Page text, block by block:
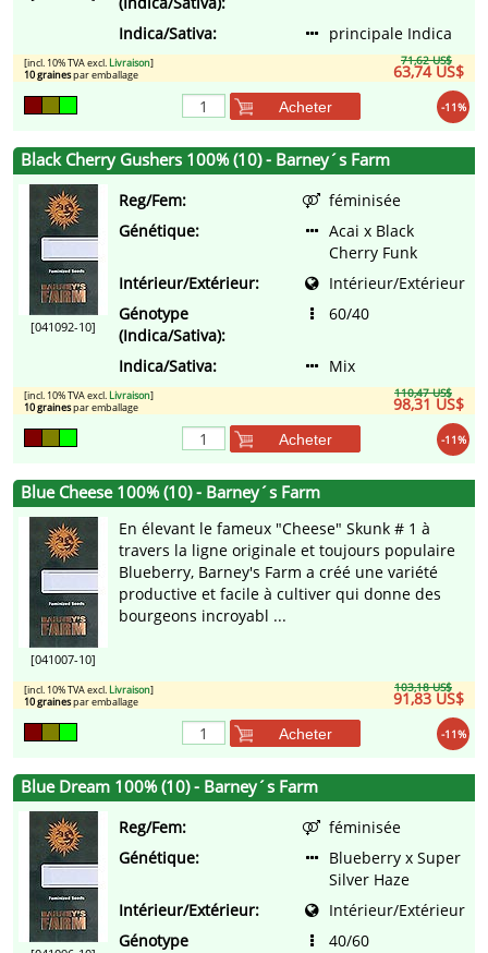
Indica/Sativa:
principale Indica
71,62 US$
63,74 US$
[incl. 10% TVA excl. Livraison]
10 grainespar emballage
-11%
Acheter
Black Cherry Gushers 100% (10) - Barney´s Farm
[041092-10]
Reg/Fem:
féminisée
Génétique:
Acai x Black
Cherry Funk
Intérieur/Extérieur:
Intérieur/Extérieur
Génotype
(Indica/Sativa):
60/40
Indica/Sativa: Mix
110,47 US$
98,31 US$
[incl. 10% TVA excl. Livraison]
10 grainespar emballage
-11%
Acheter
Blue Cheese 100% (10) - Barney´s Farm
[041007-10]
En élevant le fameux "Cheese" Skunk # 1 à
travers la ligne originale et toujours populaire
Blueberry, Barney's Farm a créé une variété
productive et facile à cultiver qui donne des
bourgeons incroyabl ...
103,18 US$
91,83 US$
[incl. 10% TVA excl. Livraison]
10 grainespar emballage
-11%
Acheter
Blue Dream 100% (10) - Barney´s Farm
Reg/Fem:
féminisée
Génétique:
Blueberry x Super
Silver Haze
Intérieur/Extérieur:
Intérieur/Extérieur
Génotype
40/60